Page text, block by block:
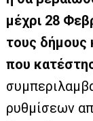
μέχρι 28
τους δήμους
που
ρυθμίσεων